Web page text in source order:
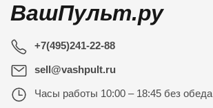
ВашПульт.ру
+7(495)241-22-88
sell@vashpult.ru
Часы работы 10:00 – 18:45 без обеда